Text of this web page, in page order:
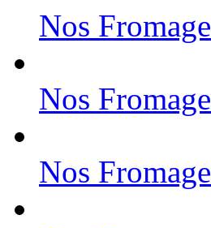
Nos
Nos
Nos